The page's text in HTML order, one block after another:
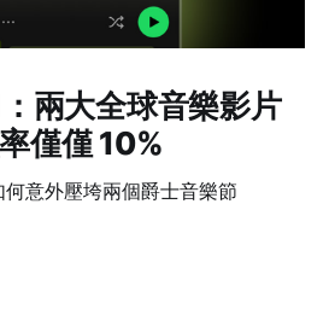
兩大全球音樂影片
僅僅 10%
意外壓垮兩個爵士音樂節